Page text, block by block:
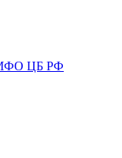
МФО ЦБ РФ